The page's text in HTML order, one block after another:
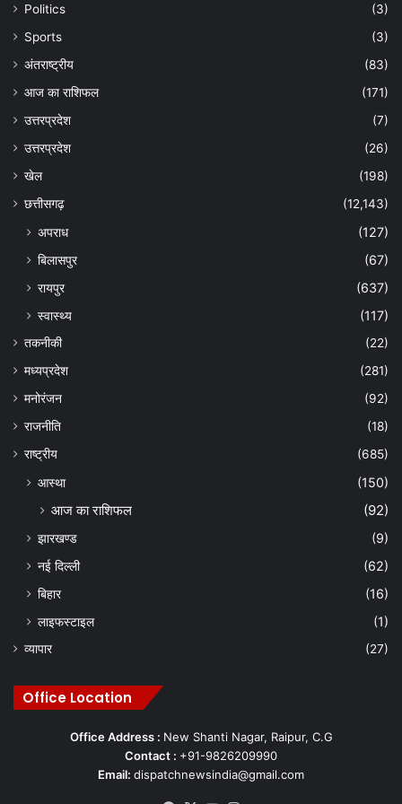
Politics
(3)
Sports
(3)
अंतराष्ट्रीय
(83)
आज का राशिफल
(171)
उत्तरप्रदेश
(7)
उत्तरप्रदेश
(26)
खेल
(198)
छत्तीसगढ़
(12,143)
अपराध
(127)
बिलासपुर
(67)
रायपुर
(637)
स्वास्थ्य
(117)
तकनीकी
(22)
मध्यप्रदेश
(281)
मनोरंजन
(92)
राजनीति
(18)
राष्ट्रीय
(685)
आस्था (150)
आज का राशिफल (92)
झारखण्ड
(9)
नई दिल्ली
(62)
बिहार
(16)
लाइफस्टाइल
(1)
व्यापार (27)
Office Location
Office Address : New Shanti Nagar, Raipur, C.G
Contact : +91-9826209990
Email: dispatchnewsindia@gmail.com